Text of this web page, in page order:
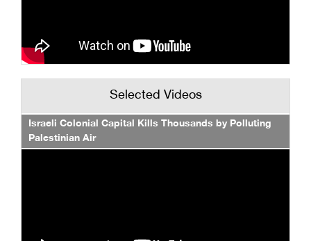
Selected Videos
Israeli Colonial Capital Kills Thousands by Polluting
Palestinian Air